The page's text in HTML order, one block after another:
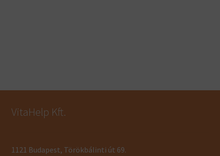
VitaHelp Kft.
1121 Budapest, Törökbálinti út 69.